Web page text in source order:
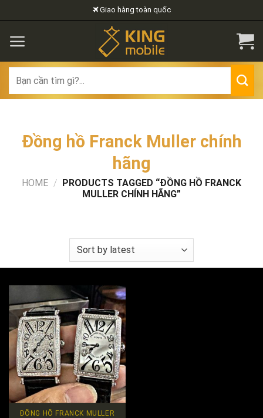
to
content
Giao hàng toàn quốc
for:
Đồng hồ Franck Muller chính
hãng
HOME / PRODUCTS TAGGED “ĐỒNG HỒ FRANCK
MULLER CHÍNH HÃNG”
ĐỒNG HỒ FRANCK MULLER